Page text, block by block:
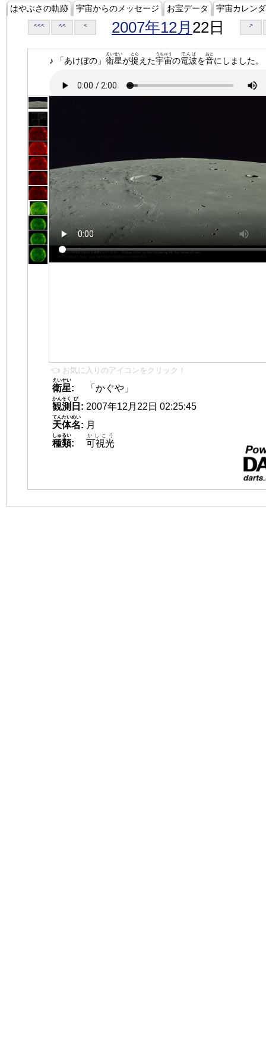
はやぶさの軌跡 宇宙からのメッセージ お宝データ 宇宙カレン
<<< << < 2007年12月 22日 >
♪ 「あけぼの」 衛星
えいせい
が捉
とら
えた宇宙
うちゅう
の電波
でんぱ
を音
おと
にしました。
👈 お気に入りのアイコンをクリック！
衛星
えいせい
:
「かぐや」
観測
かんそく
日
び
: 2007年12月22日 02:25:45
天体名
てんたいめい
: 月
種類
しゅるい
: 可視光
かしこう